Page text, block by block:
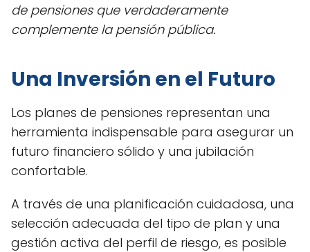
de pensiones que verdaderamente
complemente la pensión pública.
Una Inversión en el Futuro
Los planes de pensiones representan una
herramienta indispensable para asegurar un
futuro financiero sólido y una jubilación
confortable.
A través de una planificación cuidadosa, una
selección adecuada del tipo de plan y una
gestión activa del perfil de riesgo, es posible